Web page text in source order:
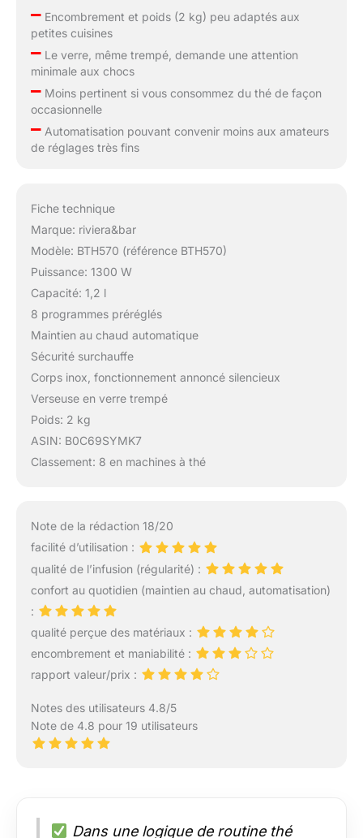
–Encombrement et poids (2 kg) peu adaptés aux
petites cuisines
–Le verre, même trempé, demande une attention
minimale aux chocs
–Moins pertinent si vous consommez du thé de façon
occasionnelle
–Automatisation pouvant convenir moins aux amateurs
de réglages très fins
Fiche technique
Marque: riviera&bar
Modèle: BTH570 (référence BTH570)
Puissance: 1300 W
Capacité: 1,2 l
8 programmes préréglés
Maintien au chaud automatique
Sécurité surchauffe
Corps inox, fonctionnement annoncé silencieux
Verseuse en verre trempé
Poids: 2 kg
ASIN: B0C69SYMK7
Classement: 8 en machines à thé
Note de la rédaction 18/20
facilité d’utilisation :
qualité de l’infusion (régularité) :
confort au quotidien (maintien au chaud, automatisation)
:
qualité perçue des matériaux :
encombrement et maniabilité :
rapport valeur/prix :
Notes des utilisateurs 4.8/5
Note de 4.8 pour 19 utilisateurs
Dans une logique de routine thé